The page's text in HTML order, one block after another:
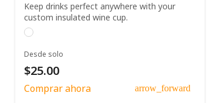
Keep drinks perfect anywhere with your
custom insulated wine cup.
Desde solo
$25.00
Comprar ahora arrow_forward